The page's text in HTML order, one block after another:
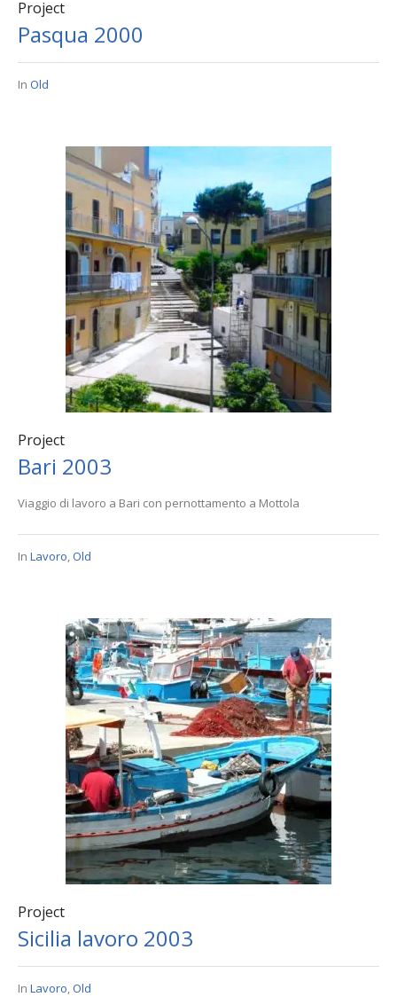
Project
Pasqua 2000
In Old
Project
Bari 2003
Viaggio di lavoro a Bari con pernottamento a Mottola
In Lavoro,Old
Project
Sicilia lavoro 2003
In Lavoro,Old